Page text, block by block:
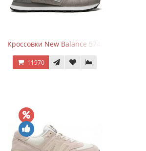
Кроссовки New Balance 574 Grey White
11970